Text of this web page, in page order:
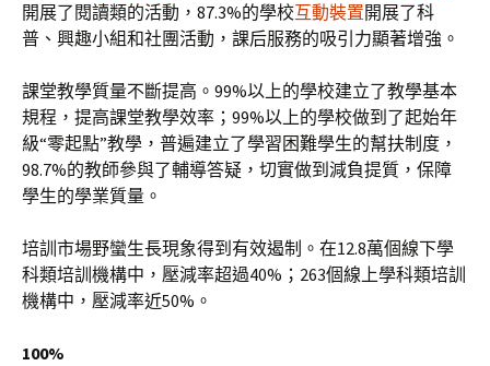
開展了閱讀類的活動，87.3%的學校互動裝置開展了科
普、興趣小組和社團活動，課后服務的吸引力顯著增強。
課堂教學質量不斷提高。99%以上的學校建立了教學基本
規程，提高課堂教學效率；99%以上的學校做到了起始年
級“零起點”教學，普遍建立了學習困難學生的幫扶制度，
98.7%的教師參與了輔導答疑，切實做到減負提質，保障
學生的學業質量。
培訓市場野蠻生長現象得到有效遏制。在12.8萬個線下學
科類培訓機構中，壓減率超過40%；263個線上學科類培訓
機構中，壓減率近50%。
100%